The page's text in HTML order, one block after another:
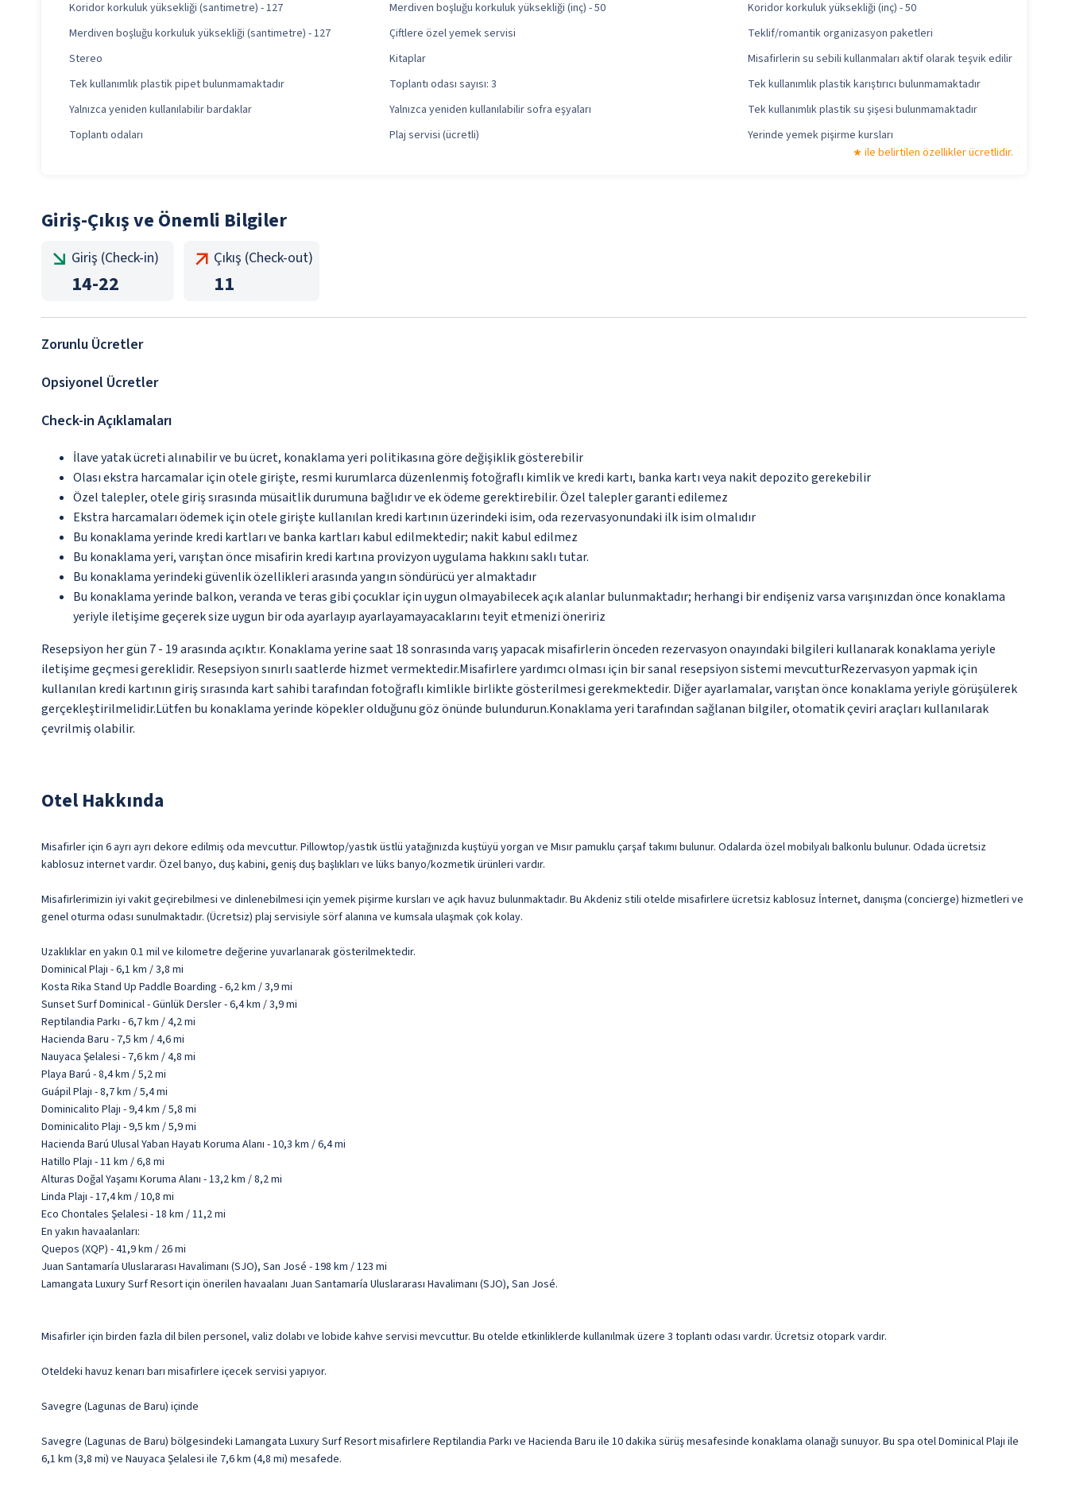
Koridor korkuluk yüksekliği (santimetre) - 127
Merdiven boşluğu korkuluk yüksekliği (inç) - 50
Koridor korkuluk yüksekliği (inç) - 50
Merdiven boşluğu korkuluk yüksekliği (santimetre) - 127
Çiftlere özel yemek servisi
Teklif/romantik organizasyon paketleri
Stereo
Kitaplar
Misafirlerin su sebili kullanmaları aktif olarak teşvik edilir
Tek kullanımlık plastik pipet bulunmamaktadır
Toplantı odası sayısı: 3
Tek kullanımlık plastik karıştırıcı bulunmamaktadır
Yalnızca yeniden kullanılabilir bardaklar
Yalnızca yeniden kullanılabilir sofra eşyaları
Tek kullanımlık plastik su şişesi bulunmamaktadır
Toplantı odaları
Plaj servisi (ücretli)
Yerinde yemek pişirme kursları
ile belirtilen özellikler ücretlidir.
Giriş-Çıkış ve Önemli Bilgiler
Giriş (Check-in)
14-22
Çıkış (Check-out)
11
Zorunlu Ücretler
Opsiyonel Ücretler
Check-in Açıklamaları
İlave yatak ücreti alınabilir ve bu ücret, konaklama yeri politikasına göre değişiklik gösterebilir
Olası ekstra harcamalar için otele girişte, resmi kurumlarca düzenlenmiş fotoğraflı kimlik ve kredi kartı, banka kartı veya nakit depozito gerekebilir
Özel talepler, otele giriş sırasında müsaitlik durumuna bağlıdır ve ek ödeme gerektirebilir. Özel talepler garanti edilemez
Ekstra harcamaları ödemek için otele girişte kullanılan kredi kartının üzerindeki isim, oda rezervasyonundaki ilk isim olmalıdır
Bu konaklama yerinde kredi kartları ve banka kartları kabul edilmektedir; nakit kabul edilmez
Bu konaklama yeri, varıştan önce misafirin kredi kartına provizyon uygulama hakkını saklı tutar.
Bu konaklama yerindeki güvenlik özellikleri arasında yangın söndürücü yer almaktadır
Bu konaklama yerinde balkon, veranda ve teras gibi çocuklar için uygun olmayabilecek açık alanlar bulunmaktadır; herhangi bir endişeniz varsa varışınızdan önce konaklama
yeriyle iletişime geçerek size uygun bir oda ayarlayıp ayarlayamayacaklarını teyit etmenizi öneririz
Resepsiyon her gün 7 - 19 arasında açıktır. Konaklama yerine saat 18 sonrasında varış yapacak misafirlerin önceden rezervasyon onayındaki bilgileri kullanarak konaklama yeriyle
iletişime geçmesi gereklidir. Resepsiyon sınırlı saatlerde hizmet vermektedir.Misafirlere yardımcı olması için bir sanal resepsiyon sistemi mevcutturRezervasyon yapmak için
kullanılan kredi kartının giriş sırasında kart sahibi tarafından fotoğraflı kimlikle birlikte gösterilmesi gerekmektedir. Diğer ayarlamalar, varıştan önce konaklama yeriyle görüşülerek
gerçekleştirilmelidir.Lütfen bu konaklama yerinde köpekler olduğunu göz önünde bulundurun.Konaklama yeri tarafından sağlanan bilgiler, otomatik çeviri araçları kullanılarak
çevrilmiş olabilir.
Otel Hakkında
Misafirler için 6 ayrı ayrı dekore edilmiş oda mevcuttur. Pillowtop/yastık üstlü yatağınızda kuştüyü yorgan ve Mısır pamuklu çarşaf takımı bulunur. Odalarda özel mobilyalı balkonlu bulunur. Odada ücretsiz
kablosuz internet vardır. Özel banyo, duş kabini, geniş duş başlıkları ve lüks banyo/kozmetik ürünleri vardır.
Misafirlerimizin iyi vakit geçirebilmesi ve dinlenebilmesi için yemek pişirme kursları ve açık havuz bulunmaktadır. Bu Akdeniz stili otelde misafirlere ücretsiz kablosuz İnternet, danışma (concierge) hizmetleri ve
genel oturma odası sunulmaktadır. (Ücretsiz) plaj servisiyle sörf alanına ve kumsala ulaşmak çok kolay.
Uzaklıklar en yakın 0.1 mil ve kilometre değerine yuvarlanarak gösterilmektedir.
Dominical Plajı - 6,1 km / 3,8 mi
Kosta Rika Stand Up Paddle Boarding - 6,2 km / 3,9 mi
Sunset Surf Dominical - Günlük Dersler - 6,4 km / 3,9 mi
Reptilandia Parkı - 6,7 km / 4,2 mi
Hacienda Baru - 7,5 km / 4,6 mi
Nauyaca Şelalesi - 7,6 km / 4,8 mi
Playa Barú - 8,4 km / 5,2 mi
Guápil Plajı - 8,7 km / 5,4 mi
Dominicalito Plajı - 9,4 km / 5,8 mi
Dominicalito Plajı - 9,5 km / 5,9 mi
Hacienda Barú Ulusal Yaban Hayatı Koruma Alanı - 10,3 km / 6,4 mi
Hatillo Plajı - 11 km / 6,8 mi
Alturas Doğal Yaşamı Koruma Alanı - 13,2 km / 8,2 mi
Linda Plajı - 17,4 km / 10,8 mi
Eco Chontales Şelalesi - 18 km / 11,2 mi
En yakın havaalanları:
Quepos (XQP) - 41,9 km / 26 mi
Juan Santamaría Uluslararası Havalimanı (SJO), San José - 198 km / 123 mi
Lamangata Luxury Surf Resort için önerilen havaalanı Juan Santamaría Uluslararası Havalimanı (SJO), San José.
Misafirler için birden fazla dil bilen personel, valiz dolabı ve lobide kahve servisi mevcuttur. Bu otelde etkinliklerde kullanılmak üzere 3 toplantı odası vardır. Ücretsiz otopark vardır.
Oteldeki havuz kenarı barı misafirlere içecek servisi yapıyor.
Savegre (Lagunas de Baru) içinde
Savegre (Lagunas de Baru) bölgesindeki Lamangata Luxury Surf Resort misafirlere Reptilandia Parkı ve Hacienda Baru ile 10 dakika sürüş mesafesinde konaklama olanağı sunuyor. Bu spa otel Dominical Plajı ile
6,1 km (3,8 mi) ve Nauyaca Şelalesi ile 7,6 km (4,8 mi) mesafede.